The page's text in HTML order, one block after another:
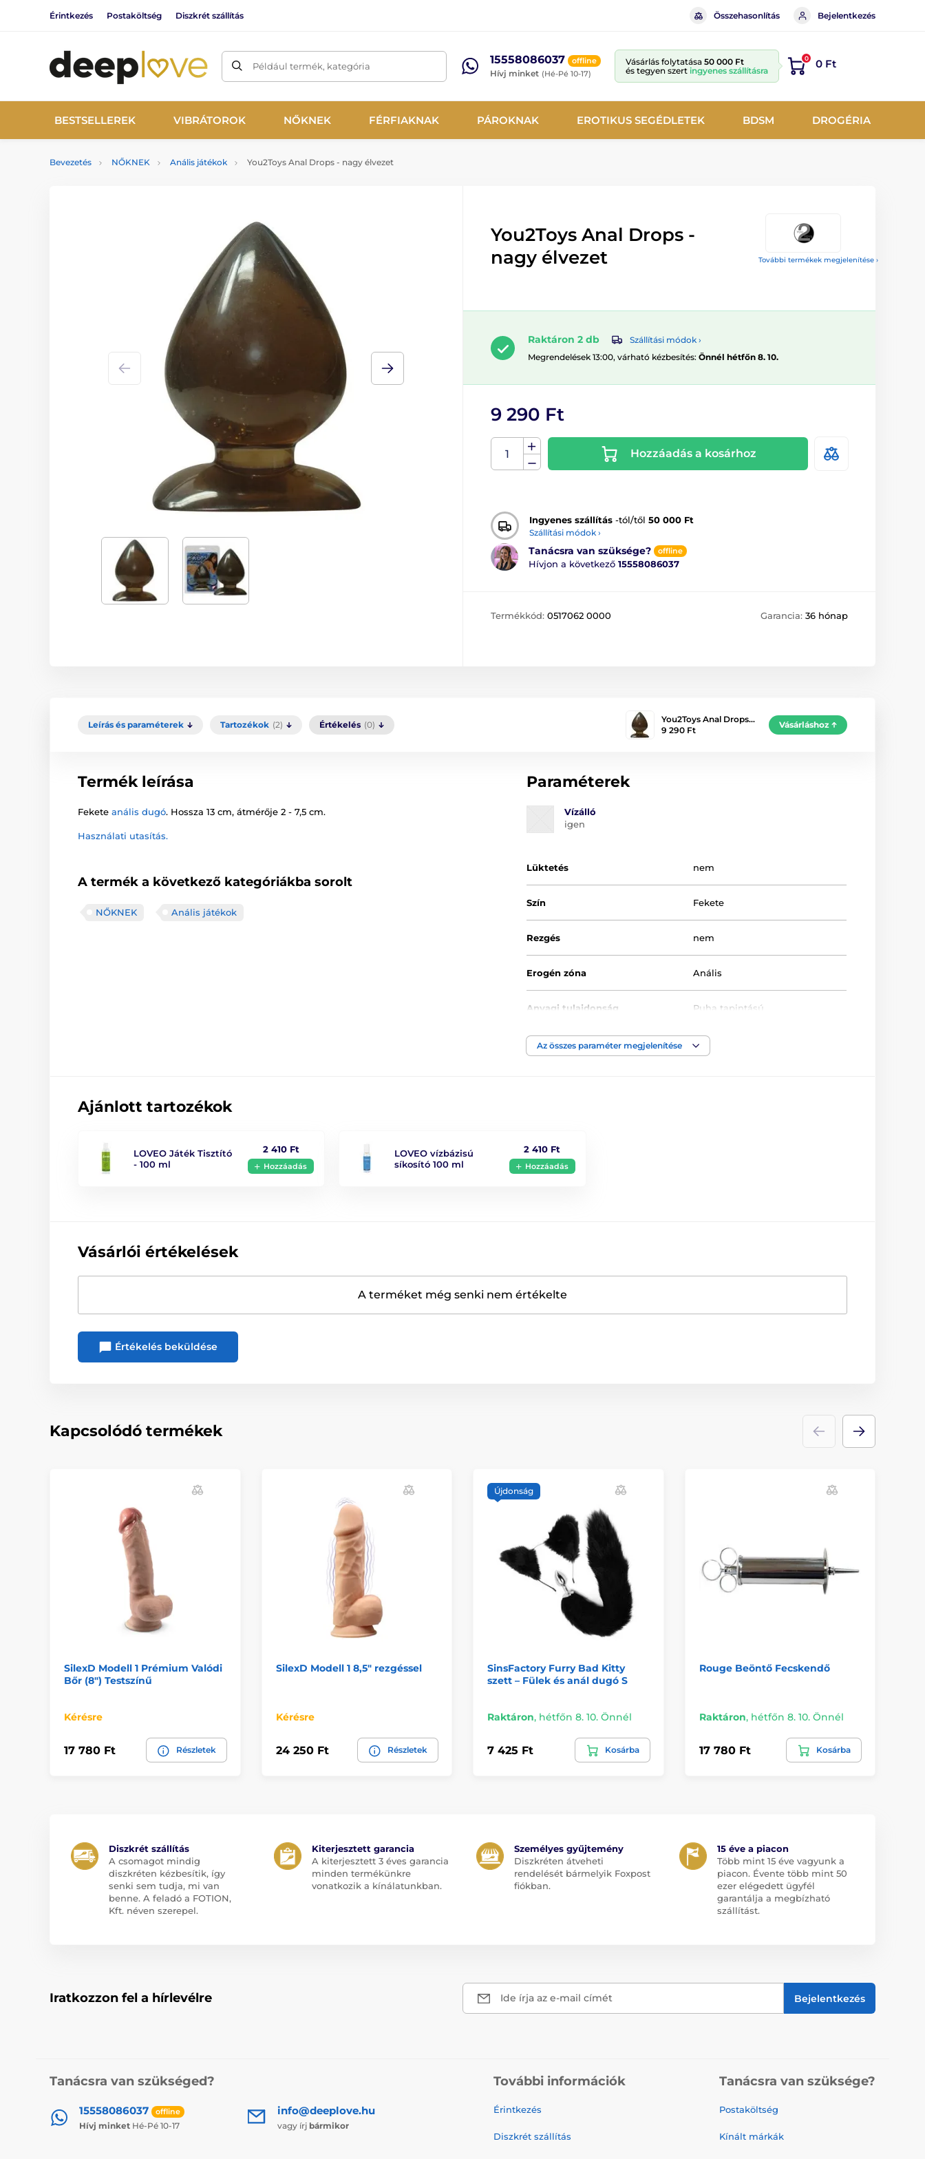
Érintkezés Postaköltség Diszkrét szállítás Összehasonlítás Bejelentkezés
Például termék, kategória 15558086037 offline
Hívj minket (Hé-Pé 10-17)
Vásárlás folytatása 50 000 Ft
és tegyen szert ingyenes szállításra
0 0 Ft
BESTSELLEREK VIBRÁTOROK NŐKNEK FÉRFIAKNAK PÁROKNAK EROTIKUS SEGÉDLETEK BDSM DROGÉRIA
Bevezetés NŐKNEK Anális játékok You2Toys Anal Drops - nagy élvezet
További termékek megjelenítése ›
You2Toys Anal Drops -
nagy élvezet
Raktáron 2 db
Szállítási módok ›
Megrendelések 13:00, várható kézbesítés: Önnél hétfőn 8. 10.
9 290 Ft
Hozzáadás a kosárhoz
Ingyenes szállítás -tól/től 50 000 Ft
Szállítási módok ›
Tanácsra van szüksége? offline
Hívjon a következő 15558086037
Termékkód: 0517062 0000 Garancia: 36 hónap
Leírás és paraméterek Tartozékok (2) Értékelés (0)
You2Toys Anal Drops…
9 290 Ft
Vásárláshoz
Termék leírása
Fekete anális dugó. Hossza 13 cm, átmérője 2 - 7,5 cm.
Használati utasítás.
A termék a következő kategóriákba sorolt
NŐKNEK Anális játékok
Paraméterek
Vízálló
igen
Lüktetés nem
Szín Fekete
Rezgés nem
Erogén zóna Anális
Anyagi tulajdonság Puha tapintású
Átmérő min. 2 cm
Átmérő
Az összes paraméter megjelenítése
Ajánlott tartozékok
LOVEO Játék Tisztító
- 100 ml
2 410 Ft
Hozzáadás
LOVEO vízbázisú
síkosító 100 ml
2 410 Ft
Hozzáadás
Vásárlói értékelések
A terméket még senki nem értékelte
Értékelés beküldése
Kapcsolódó termékek
SilexD Modell 1 Prémium Valódi
Bőr (8") Testszínű
Kérésre
17 780 Ft Részletek
SilexD Modell 1 8,5" rezgéssel
Kérésre
24 250 Ft Részletek
Újdonság
SinsFactory Furry Bad Kitty
szett – Fülek és anál dugó S
Raktáron, hétfőn 8. 10. Önnél
7 425 Ft Kosárba
Rouge Beöntő Fecskendő
Raktáron, hétfőn 8. 10. Önnél
17 780 Ft Kosárba
Diszkrét szállítás
A csomagot mindig
diszkréten kézbesítik, így
senki sem tudja, mi van
benne. A feladó a FOTION,
Kft. néven szerepel.
Kiterjesztett garancia
A kiterjesztett 3 éves garancia
minden termékünkre
vonatkozik a kínálatunkban.
Személyes gyűjtemény
Diszkréten átveheti
rendelését bármelyik Foxpost
fiókban.
15 éve a piacon
Több mint 15 éve vagyunk a
piacon. Évente több mint 50
ezer elégedett ügyfél
garantálja a megbízható
szállítást.
Iratkozzon fel a hírlevélre Ide írja az e-mail címét Bejelentkezés
Tanácsra van szükséged?
15558086037 offline
Hívj minket Hé-Pé 10-17
info@deeplove.hu
vagy írj bármikor
További információk
Érintkezés
Diszkrét szállítás
Tanácsra van szüksége?
Postaköltség
Kínált márkák